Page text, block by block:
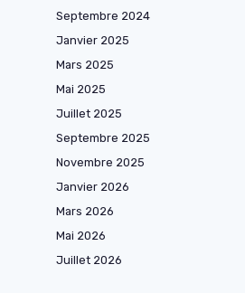
Septembre 2024
Janvier 2025
Mars 2025
Mai 2025
Juillet 2025
Septembre 2025
Novembre 2025
Janvier 2026
Mars 2026
Mai 2026
Juillet 2026